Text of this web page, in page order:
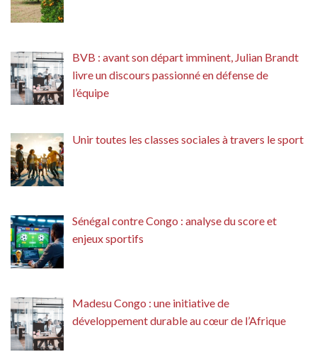
BVB : avant son départ imminent, Julian Brandt
livre un discours passionné en défense de
l’équipe
Unir toutes les classes sociales à travers le sport
Sénégal contre Congo : analyse du score et
enjeux sportifs
Madesu Congo : une initiative de
développement durable au cœur de l’Afrique